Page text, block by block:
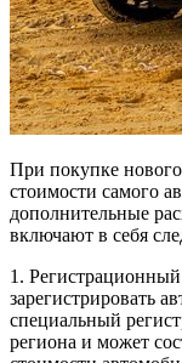
При покупке
стоимости самого
дополнительные
включают в себя
1.
зарегистрировать
специальный
региона и может